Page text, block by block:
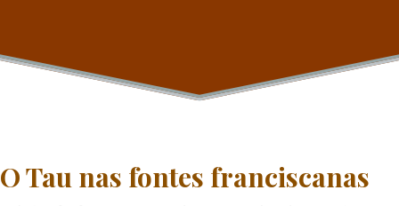
O Tau nas fontes franciscanas